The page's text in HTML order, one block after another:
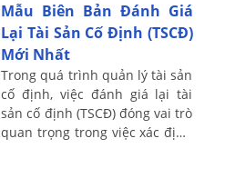
thực hành sẽ ...
Mẫu Biên Bản Đánh Giá
Lại Tài Sản Cố Định (TSCĐ)
Mới Nhất
Trong quá trình quản lý tài sản
cố định, việc đánh giá lại tài
sản cố định (TSCĐ) đóng vai trò
quan trọng trong việc xác định